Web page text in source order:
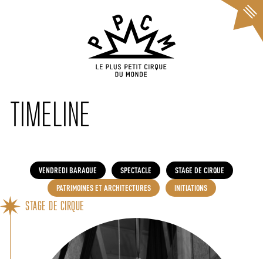
TIMELINE
VENDREDI BARAQUE SPECTACLE
STAGE DE CIRQUE
PATRIMOINES ET ARCHITECTURES
INITIATIONS
STAGE DE CIRQUE